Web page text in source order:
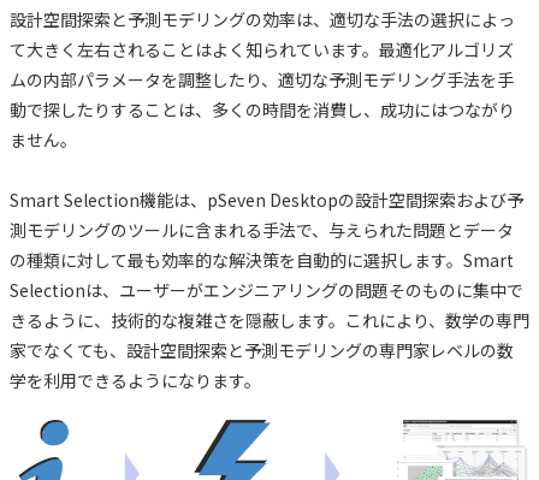
設計空間探索と予測モデリングの効率は、適切な手法の選択によっ
て大きく左右されることはよく知られています。最適化アルゴリズ
ムの内部パラメータを調整したり、適切な予測モデリング手法を手
動で探したりすることは、多くの時間を消費し、成功にはつながり
ません。
Smart Selection機能は、pSeven Desktopの設計空間探索および予
測モデリングのツールに含まれる手法で、与えられた問題とデータ
の種類に対して最も効率的な解決策を自動的に選択します。Smart
Selectionは、ユーザーがエンジニアリングの問題そのものに集中で
きるように、技術的な複雑さを隠蔽します。これにより、数学の専門
家でなくても、設計空間探索と予測モデリングの専門家レベルの数
学を利用できるようになります。